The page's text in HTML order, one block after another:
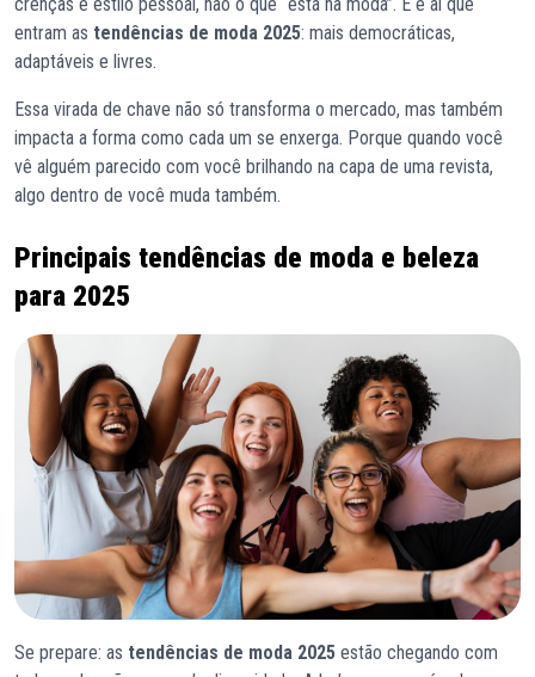
crenças e estilo pessoal, não o que “está na moda”. E é aí que
entram as tendências de moda 2025: mais democráticas,
adaptáveis e livres.
Essa virada de chave não só transforma o mercado, mas também
impacta a forma como cada um se enxerga. Porque quando você
vê alguém parecido com você brilhando na capa de uma revista,
algo dentro de você muda também.
Principais tendências de moda e beleza
para 2025
Se prepare: as tendências de moda 2025 estão chegando com